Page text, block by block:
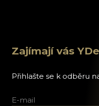
Zajímají vás
Přihlašte se k odběru
E-mail